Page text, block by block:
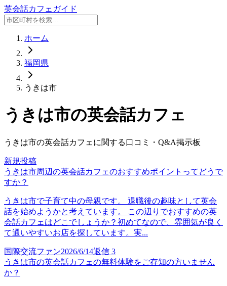
英会話カフェガイド
ホーム
福岡県
うきは市
うきは市の英会話カフェ
うきは市の英会話カフェに関する口コミ・Q&A掲示板
新規投稿
うきは市周辺の英会話カフェのおすすめポイントってどうで
すか？
うきは市で子育て中の母親です。 退職後の趣味として英会
話を始めようかと考えています。 この辺りでおすすめの英
会話カフェはどこでしょうか？初めてなので、雰囲気が良く
て通いやすいお店を探しています。実...
国際交流ファン2026/6/14返信 3
うきは市の英会話カフェの無料体験をご存知の方いません
か？